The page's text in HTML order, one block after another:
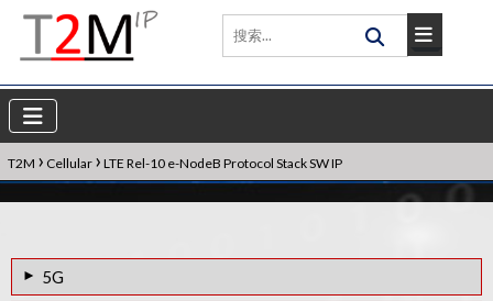
T2M › Cellular › LTE Rel-10 e-NodeB Protocol Stack SW IP
5G